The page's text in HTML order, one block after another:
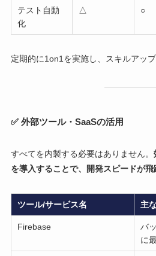
テスト自動
化
△ ○
定期的に1on1を実施し、スキルアッ
✅ 外部ツール・SaaSの活用
すべてを内製する必要はありません。
を導入することで、開発スピードが飛
ツール/サービス名 主
Firebase
バ
に